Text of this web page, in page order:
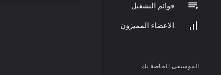
قوائم التشغيل
الاعضاء المميزون
الموسيقى الخاصة بك